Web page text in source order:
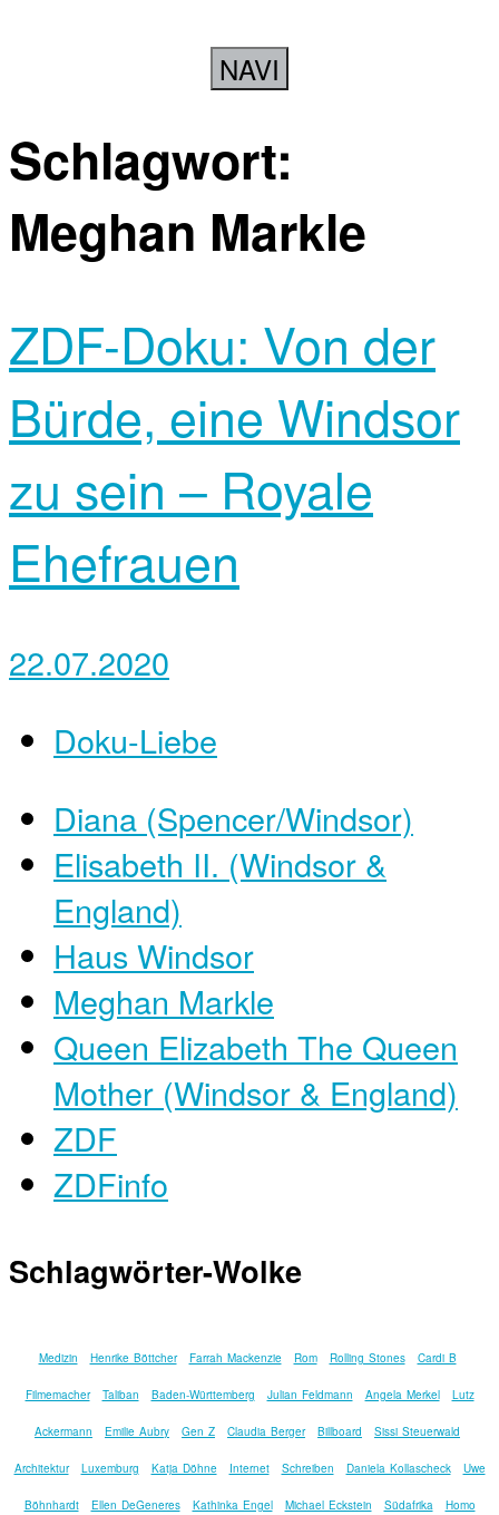
NAVI
Schlagwort:
Meghan Markle
ZDF-Doku: Von der
Bürde, eine Windsor
zu sein – Royale
Ehefrauen
22.07.2020
Doku-Liebe
Diana (Spencer/Windsor)
Elisabeth II. (Windsor &
England)
Haus Windsor
Meghan Markle
Queen Elizabeth The Queen
Mother (Windsor & England)
ZDF
ZDFinfo
Schlagwörter-Wolke
Medizin Henrike Böttcher Farrah Mackenzie Rom Rolling Stones Cardi B
Filmemacher Taliban Baden-Württemberg Julian Feldmann Angela Merkel Lutz
Ackermann Emilie Aubry Gen Z Claudia Berger Billboard Sissi Steuerwald
Architektur Luxemburg Katja Döhne Internet Schreiben Daniela Kollascheck Uwe
Böhnhardt Ellen DeGeneres Kathinka Engel Michael Eckstein Südafrika Homo